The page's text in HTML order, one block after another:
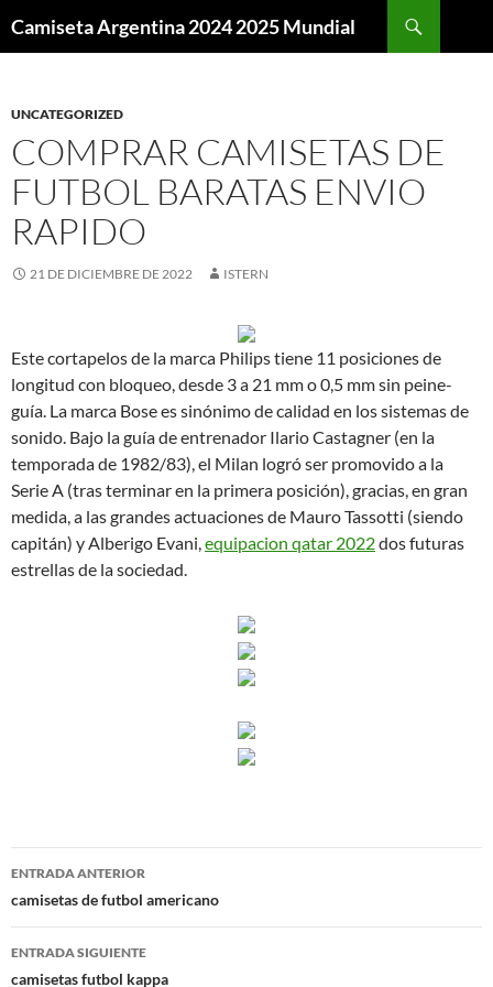
Camiseta Argentina 2024 2025 Mundial
UNCATEGORIZED
COMPRAR CAMISETAS DE
FUTBOL BARATAS ENVIO
RAPIDO
21 DE DICIEMBRE DE 2022 ISTERN
Este cortapelos de la marca Philips tiene 11 posiciones de
longitud con bloqueo, desde 3 a 21 mm o 0,5 mm sin peine-
guía. La marca Bose es sinónimo de calidad en los sistemas de
sonido. Bajo la guía de entrenador Ilario Castagner (en la
temporada de 1982/83), el Milan logró ser promovido a la
Serie A (tras terminar en la primera posición), gracias, en gran
medida, a las grandes actuaciones de Mauro Tassotti (siendo
capitán) y Alberigo Evani,equipacion qatar 2022dos futuras
estrellas de la sociedad.
Navegación
de
entradas
ENTRADA ANTERIOR
camisetas de futbol americano
ENTRADA SIGUIENTE
camisetas futbol kappa